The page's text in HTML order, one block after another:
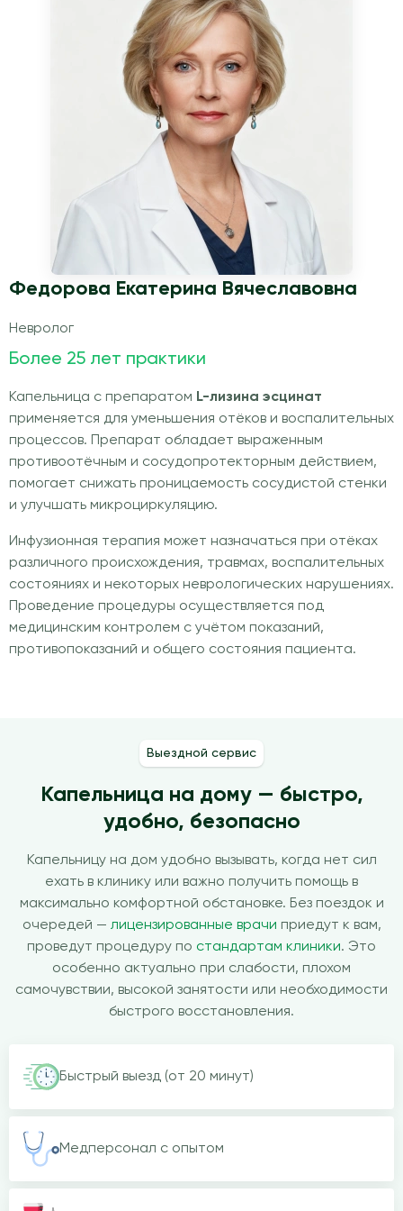
Федорова Екатерина Вячеславовна
Невролог
Более 25 лет практики
Капельница с препаратом L-лизина эсцинат
применяется для уменьшения отёков и воспалительных
процессов. Препарат обладает выраженным
противоотёчным и сосудопротекторным действием,
помогает снижать проницаемость сосудистой стенки
и улучшать микроциркуляцию.
Инфузионная терапия может назначаться при отёках
различного происхождения, травмах, воспалительных
состояниях и некоторых неврологических нарушениях.
Проведение процедуры осуществляется под
медицинским контролем с учётом показаний,
противопоказаний и общего состояния пациента.
Выездной сервис
Капельница на дому — быстро,
удобно, безопасно
Капельницу на дом удобно вызывать, когда нет сил
ехать в клинику или важно получить помощь в
максимально комфортной обстановке. Без поездок и
очередей — лицензированные врачи приедут к вам,
проведут процедуру по стандартам клиники. Это
особенно актуально при слабости, плохом
самочувствии, высокой занятости или необходимости
быстрого восстановления.
Быстрый выезд (от 20 минут)
Медперсонал с опытом